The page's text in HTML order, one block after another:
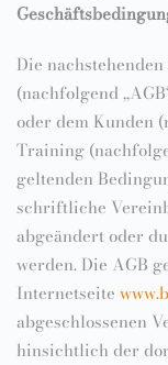
Die
(nachfolgend
oder dem Kunden
Training
geltenden
schriftliche
abgeändert oder
werden. Die AGB
Internetseite
abgeschlossenen
hinsichtlich der